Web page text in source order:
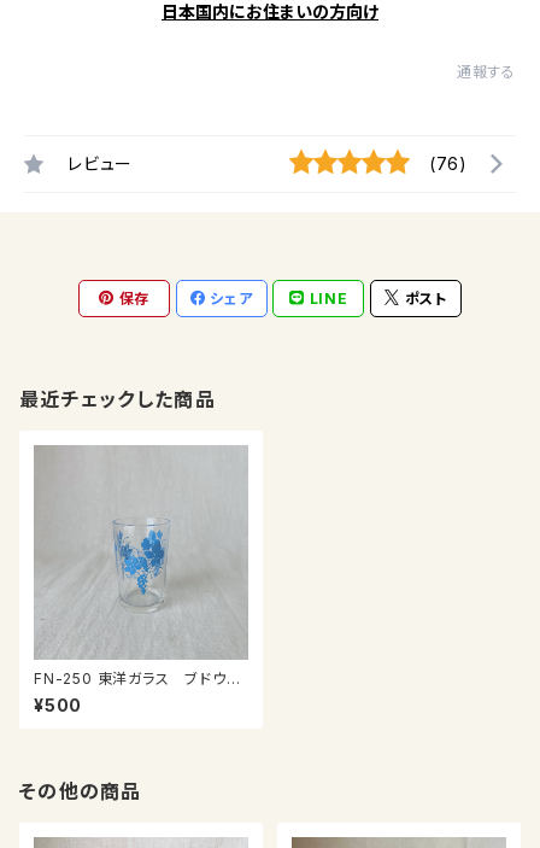
日本国内にお住まいの方向け
通報する
レビュー (76)
保存 シェア LINE ポスト
最近チェックした商品
FN-250 東洋ガラス ブドウ柄
グラス
¥500
その他の商品